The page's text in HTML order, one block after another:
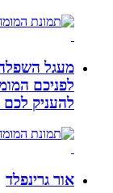
מעגל השפלה
לפניכם
להעניק לכם
אור גרינפלד